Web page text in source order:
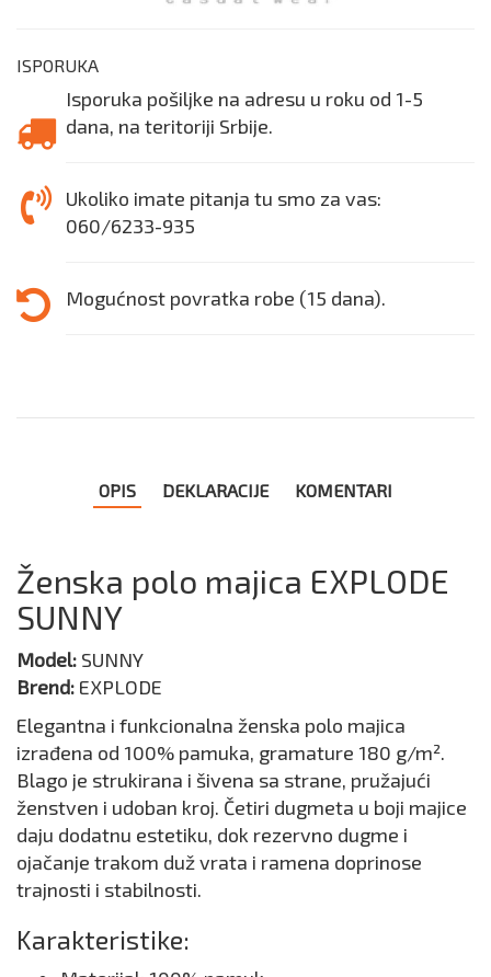
ISPORUKA
Isporuka pošiljke na adresu u roku od 1-5
dana, na teritoriji Srbije.
Ukoliko imate pitanja tu smo za vas:
060/6233-935
Mogućnost povratka robe (15 dana).
OPIS DEKLARACIJE KOMENTARI
Ženska polo majica EXPLODE
SUNNY
Model: SUNNY
Brend: EXPLODE
Elegantna i funkcionalna ženska polo majica
izrađena od 100% pamuka, gramature 180 g/m².
Blago je strukirana i šivena sa strane, pružajući
ženstven i udoban kroj. Četiri dugmeta u boji majice
daju dodatnu estetiku, dok rezervno dugme i
ojačanje trakom duž vrata i ramena doprinose
trajnosti i stabilnosti.
Karakteristike: